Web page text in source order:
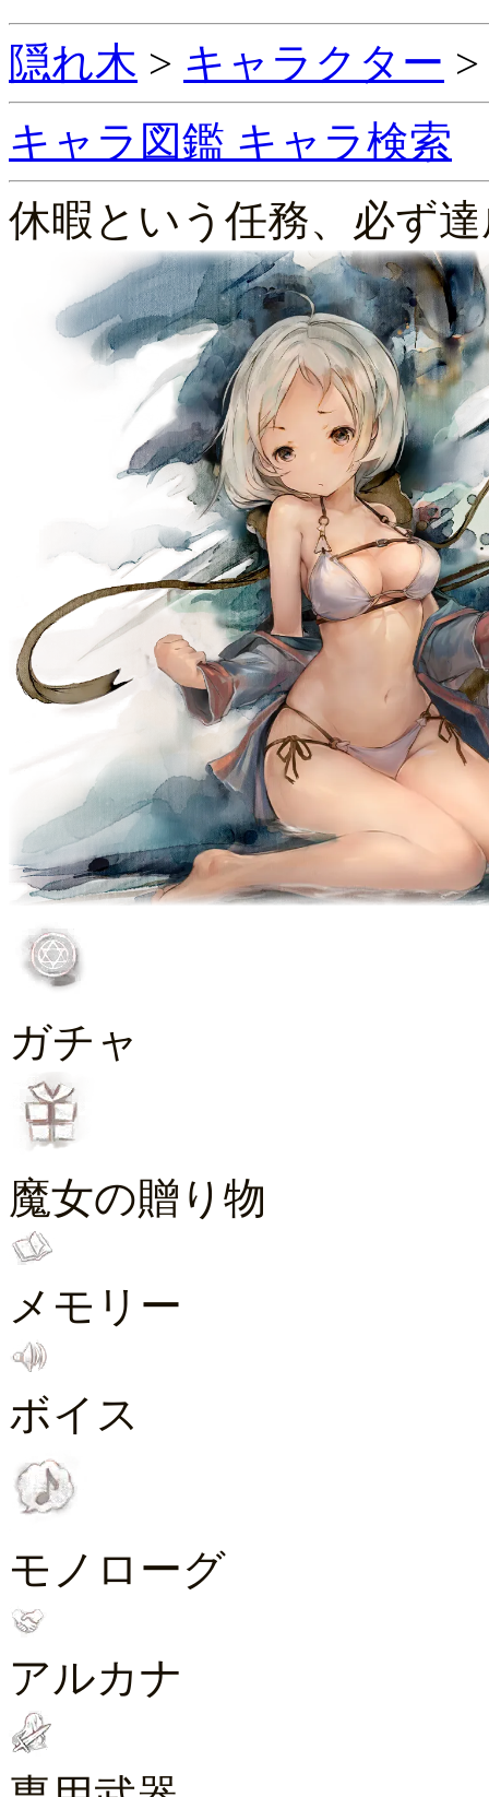
隠れ木 > キャラクター >
キャラ図鑑 キャラ検索
休暇という任務、必ず
ガチャ
魔女の贈り物
メモリー
ボイス
モノローグ
アルカナ